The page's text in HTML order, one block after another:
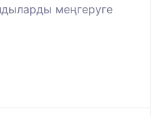
меңгеруге